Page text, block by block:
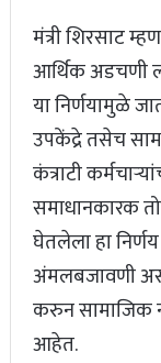
मंत्री शिरसाट
आर्थिक अडचणी
या निर्णयामुळे
उपकेंद्रे तसेच
कंत्राटी
समाधानकारक
घेतलेला हा
अंमलबजावणी
करुन सामाजिक
आहेत.